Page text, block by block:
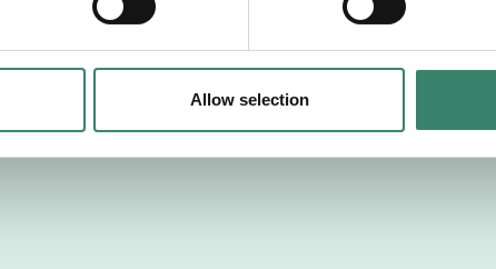
Allow selection